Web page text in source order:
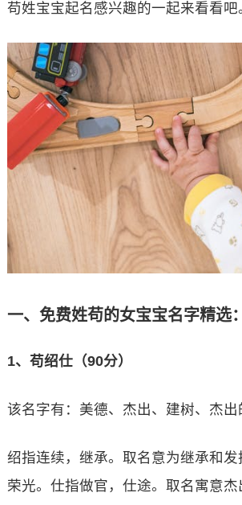
苟姓宝宝起名感兴趣的一起来看看吧
一、免费姓苟的女宝宝名字精选：
1、苟绍仕（90分）
该名字有：美德、杰出、建树、杰出
绍指连续，继承。取名意为继承和发
荣光。仕指做官，仕途。取名寓意